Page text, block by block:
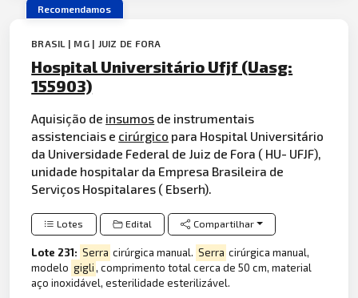
Recomendamos
BRASIL | MG | JUIZ DE FORA
Hospital Universitário Ufjf (Uasg:
155903)
Aquisição de insumos de instrumentais
assistenciais e cirúrgico para Hospital Universitário
da Universidade Federal de Juiz de Fora ( HU- UFJF),
unidade hospitalar da Empresa Brasileira de
Serviços Hospitalares ( Ebserh).
Lotes Edital Compartilhar
Lote 231: Serra cirúrgica manual. Serra cirúrgica manual,
modelo gigli, comprimento total cerca de 50 cm, material
aço inoxidável, esterilidade esterilizável.